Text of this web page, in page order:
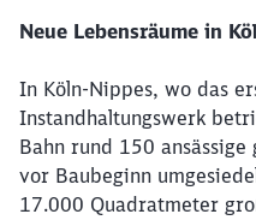
Neue Lebensräume in
In Köln-Nippes, wo das
Instandhaltungswerk
Bahn rund 150 ansässige
vor Baubeginn
17.000 Quadratmeter